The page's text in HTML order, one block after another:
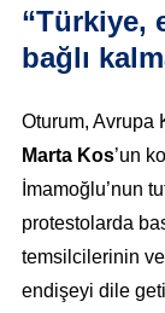
“Türkiye,
bağlı
Oturum, Avrupa
Marta Kos’un
İmamoğlu’nun
protestolarda
temsilcilerinin
endişeyi dile